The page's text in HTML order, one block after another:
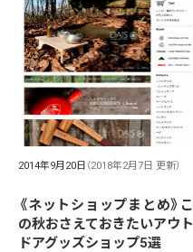
2014年9月20日 （2018年2月7日 更新）
《ネットショップまとめ》こ
の秋おさえておきたいアウト
ドアグッズショップ5選